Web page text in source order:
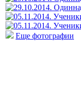
Еще фотографии